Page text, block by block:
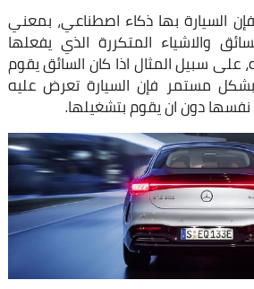
السيارة بها ذكاء اصطناعي، بمعني
والاشياء المتكررة الذي يفعلها
على سبيل المثال اذا كان السائق يقوم
مستمر فإن السيارة تعرض عليه
دون ان يقوم بتشغيلها.